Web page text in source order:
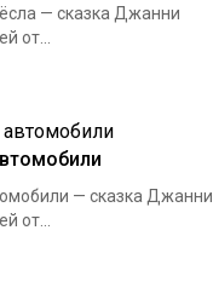
— сказка Джанни
от...
— сказка Джанни
от...